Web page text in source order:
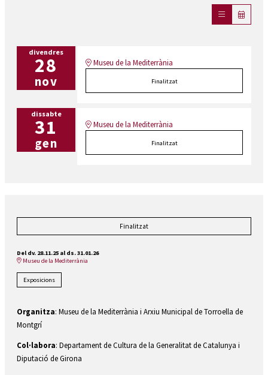
divendres
28
nov
Museu de la Mediterrània
Finalitzat
dissabte
31
gen
Museu de la Mediterrània
Finalitzat
Finalitzat
Del dv. 28.11.25 al ds. 31.01.26
Museu de la Mediterrània
Exposicions
Organitza: Museu de la Mediterrània i Arxiu Municipal de Torroella de
Montgrí
Col·labora: Departament de Cultura de la Generalitat de Catalunya i
Diputació de Girona